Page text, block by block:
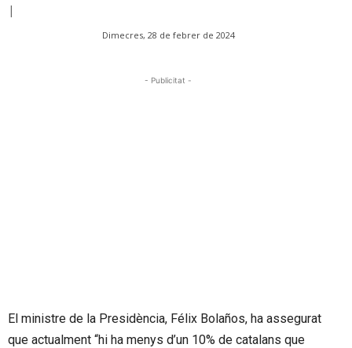
|
Dimecres, 28 de febrer de 2024
- Publicitat -
El ministre de la Presidència, Félix Bolaños, ha assegurat
que actualment “hi ha menys d’un 10% de catalans que